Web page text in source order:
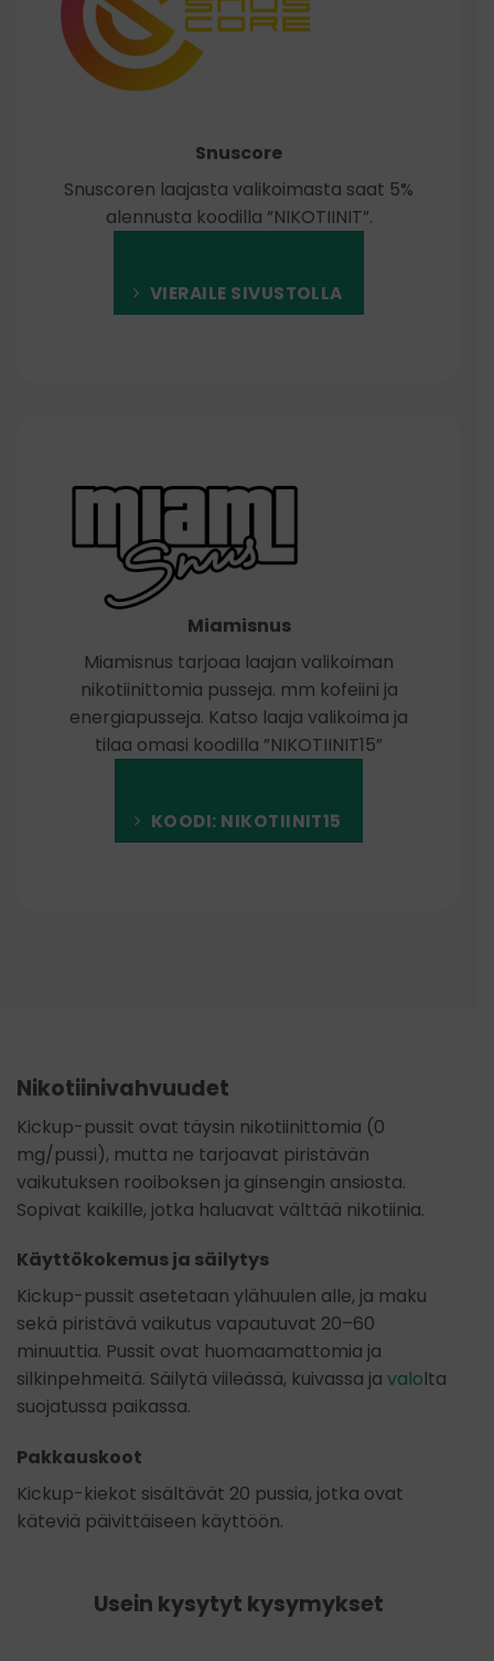
Snuscore
Snuscoren laajasta valikoimasta saat 5%
alennusta koodilla ”NIKOTIINIT”.
VIERAILE SIVUSTOLLA
Miamisnus
Miamisnus tarjoaa laajan valikoiman
nikotiinittomia pusseja. mm kofeiini ja
energiapusseja. Katso laaja valikoima ja
tilaa omasi koodilla ”NIKOTIINIT15”
KOODI: NIKOTIINIT15
Nikotiinivahvuudet
Kickup-pussit ovat täysin nikotiinittomia (0
mg/pussi), mutta ne tarjoavat piristävän
vaikutuksen rooiboksen ja ginsengin ansiosta.
Sopivat kaikille, jotka haluavat välttää nikotiinia.
Käyttökokemus ja säilytys
Kickup-pussit asetetaan ylähuulen alle, ja maku
sekä piristävä vaikutus vapautuvat 20–60
minuuttia. Pussit ovat huomaamattomia ja
silkinpehmeitä. Säilytä viileässä, kuivassa ja valolta
suojatussa paikassa.
Pakkauskoot
Kickup-kiekot sisältävät 20 pussia, jotka ovat
käteviä päivittäiseen käyttöön.
Usein kysytyt kysymykset